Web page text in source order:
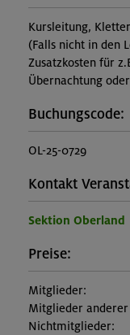
Kursleitung,
(Falls nicht in den
Zusatzkosten für
Übernachtung
Buchungscode:
OL-25-0729
Kontakt
Sektion Oberland
Preise:
Mitglieder:
Mitglieder anderer
Nichtmitglieder: